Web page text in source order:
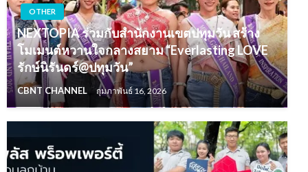
OTHER
NEXTOPIA ร่วมกับสำนักงานเขตปทุมวัน สร้าง
โมเมนต์หวานใจกลางสยาม “Everlasting LOVE
รักษ์นิรันดร์@ปทุมวัน”
CBNT CHANNEL กุมภาพันธ์ 16, 2026